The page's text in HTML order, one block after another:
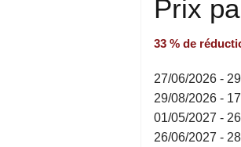
Prix
33 % de
27/06/2026 -
29/08/2026 -
01/05/2027 -
26/06/2027 -